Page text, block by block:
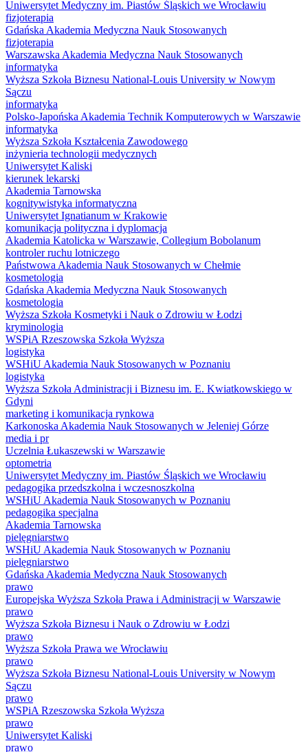
Uniwersytet Medyczny im. Piastów Śląskich we Wrocławiu
fizjoterapia
Gdańska Akademia Medyczna Nauk Stosowanych
fizjoterapia
Warszawska Akademia Medyczna Nauk Stosowanych
informatyka
Wyższa Szkoła Biznesu National-Louis University w Nowym
Sączu
informatyka
Polsko-Japońska Akademia Technik Komputerowych w Warszawie
informatyka
Wyższa Szkoła Kształcenia Zawodowego
inżynieria technologii medycznych
Uniwersytet Kaliski
kierunek lekarski
Akademia Tarnowska
kognitywistyka informatyczna
Uniwersytet Ignatianum w Krakowie
komunikacja polityczna i dyplomacja
Akademia Katolicka w Warszawie, Collegium Bobolanum
kontroler ruchu lotniczego
Państwowa Akademia Nauk Stosowanych w Chełmie
kosmetologia
Gdańska Akademia Medyczna Nauk Stosowanych
kosmetologia
Wyższa Szkoła Kosmetyki i Nauk o Zdrowiu w Łodzi
kryminologia
WSPiA Rzeszowska Szkoła Wyższa
logistyka
WSHiU Akademia Nauk Stosowanych w Poznaniu
logistyka
Wyższa Szkoła Administracji i Biznesu im. E. Kwiatkowskiego w
Gdyni
marketing i komunikacja rynkowa
Karkonoska Akademia Nauk Stosowanych w Jeleniej Górze
media i pr
Uczelnia Łukaszewski w Warszawie
optometria
Uniwersytet Medyczny im. Piastów Śląskich we Wrocławiu
pedagogika przedszkolna i wczesnoszkolna
WSHiU Akademia Nauk Stosowanych w Poznaniu
pedagogika specjalna
Akademia Tarnowska
pielęgniarstwo
WSHiU Akademia Nauk Stosowanych w Poznaniu
pielęgniarstwo
Gdańska Akademia Medyczna Nauk Stosowanych
prawo
Europejska Wyższa Szkoła Prawa i Administracji w Warszawie
prawo
Wyższa Szkoła Biznesu i Nauk o Zdrowiu w Łodzi
prawo
Wyższa Szkoła Prawa we Wrocławiu
prawo
Wyższa Szkoła Biznesu National-Louis University w Nowym
Sączu
prawo
WSPiA Rzeszowska Szkoła Wyższa
prawo
Uniwersytet Kaliski
prawo